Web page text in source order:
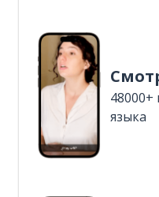
48000+
языка